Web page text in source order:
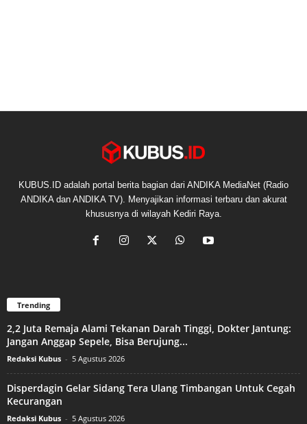
KUBUS.ID adalah portal berita bagian dari ANDIKA MediaNet (Radio
ANDIKA dan ANDIKA TV). Menyajikan informasi terbaru dan akurat
khususnya di wilayah Kediri Raya.
Trending
2,2 Juta Remaja Alami Tekanan Darah Tinggi, Dokter Jantung:
Jangan Anggap Sepele, Bisa Berujung...
Redaksi Kubus - 5 Agustus 2026
Disperdagin Gelar Sidang Tera Ulang Timbangan Untuk Cegah
Kecurangan
Redaksi Kubus - 5 Agustus 2026